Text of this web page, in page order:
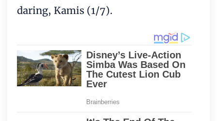
daring, Kamis (1/7).